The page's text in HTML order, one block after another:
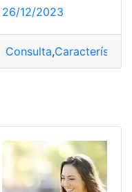
26/12/2023
Consulta,